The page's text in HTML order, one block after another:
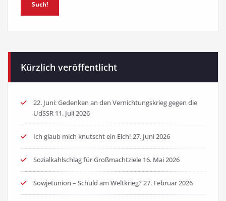
Such!
Kürzlich veröffentlicht
22. Juni: Gedenken an den Vernichtungskrieg gegen die
UdSSR 11. Juli 2026
Ich glaub mich knutscht ein Elch! 27. Juni 2026
Sozialkahlschlag für Großmachtziele 16. Mai 2026
Sowjetunion – Schuld am Weltkrieg?27. Februar 2026